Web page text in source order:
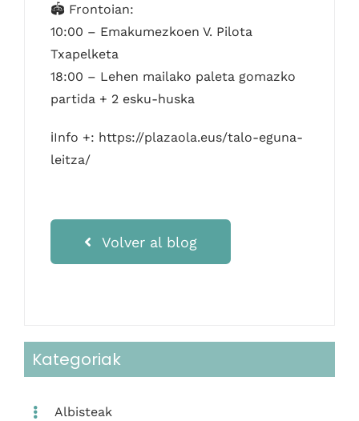
🏟 Frontoian:
10:00 – Emakumezkoen V. Pilota
Txapelketa
18:00 – Lehen mailako paleta gomazko
partida + 2 esku-huska
ℹInfo +: https://plazaola.eus/talo-eguna-
leitza/
Volver al blog
Kategoriak
Albisteak